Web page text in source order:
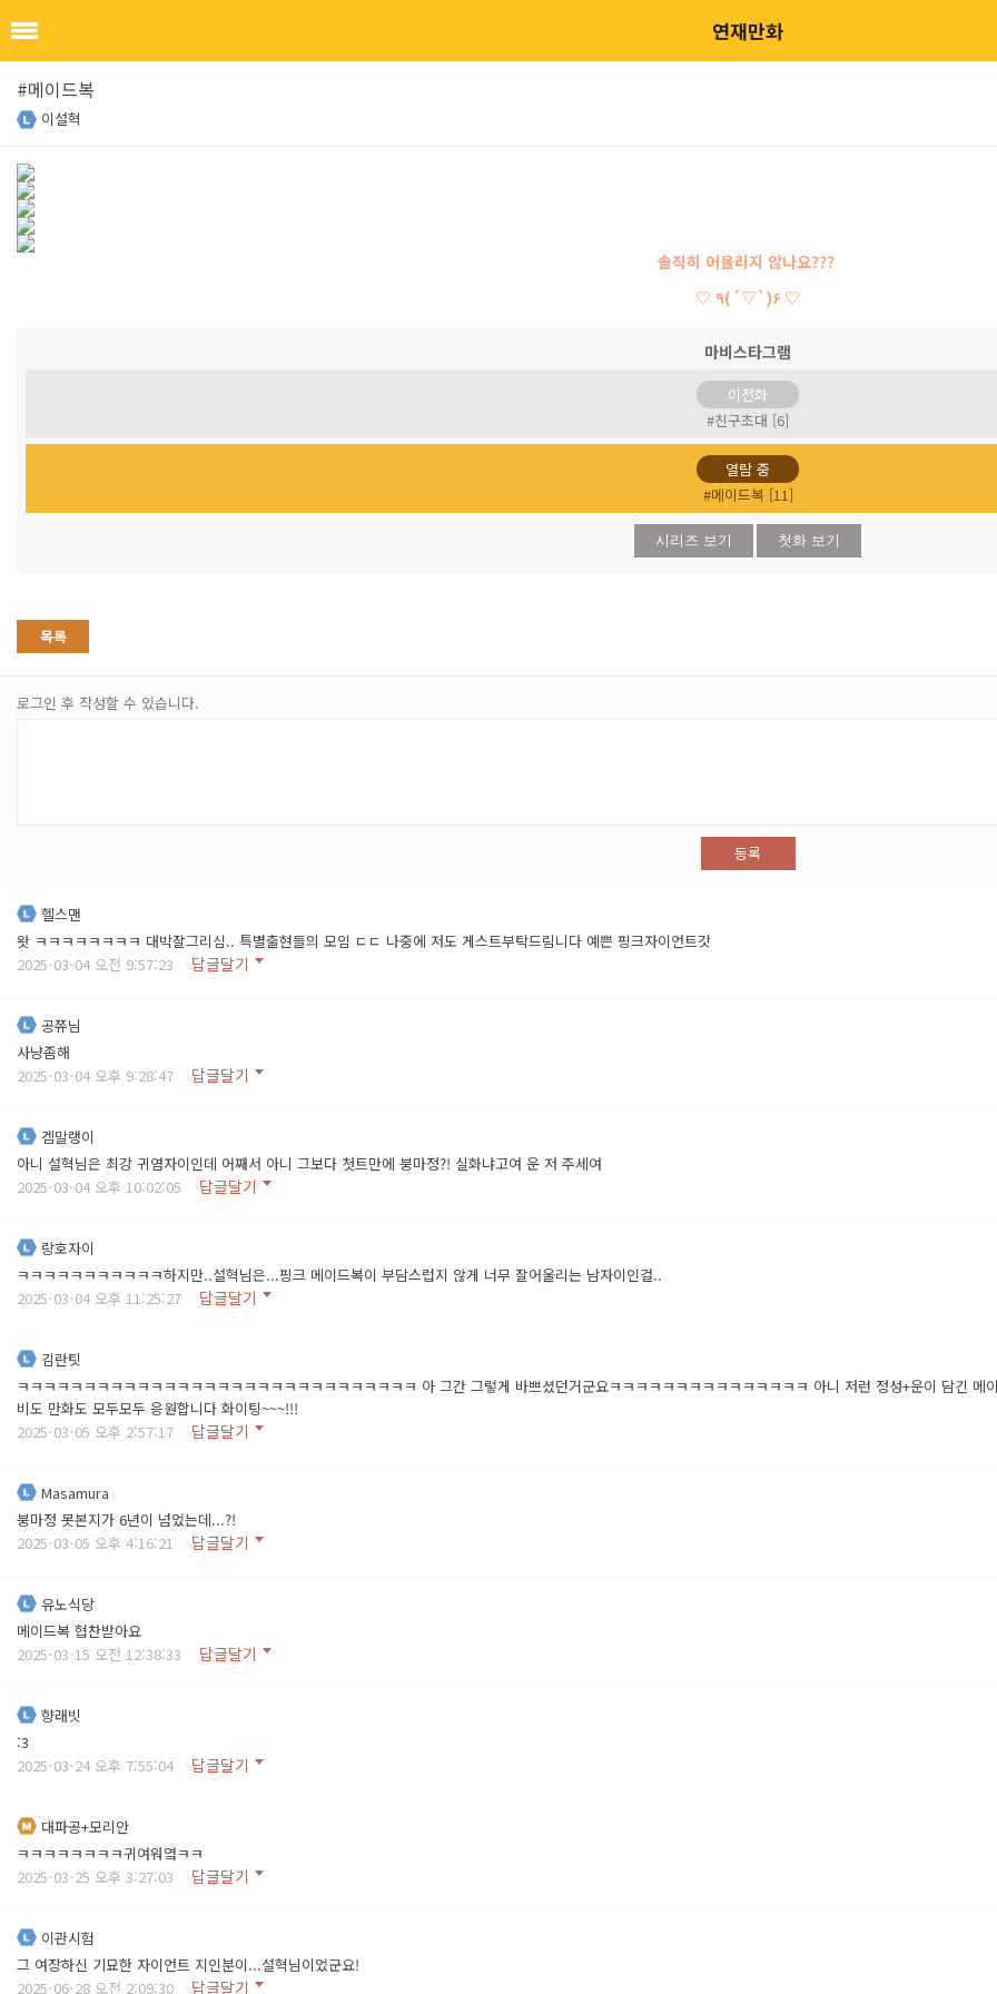
연재만화
#메이드복
이설혁
솔직히 어울리지 않나요???
♡ ٩(´▽`)۶ ♡
마비스타그램
이전화
#친구초대 [6]
열람 중
#메이드복 [11]
시리즈 보기 첫화 보기
목록
로그인 후 작성할 수 있습니다.
등록
헬스맨
왓 ㅋㅋㅋㅋㅋㅋㅋㅋ 대박잘그리심.. 특별출현들의 모임 ㄷㄷ 나중에 저도 게스트부탁드림니다 예쁜 핑크자이언트갓
2025-03-04 오전 9:57:23
답글달기
공쮸님
사냥좀해
2025-03-04 오후 9:28:47
답글달기
겜말랭이
아니 설혁님은 최강 귀염자이인데 어째서 아니 그보다 첫트만에 붕마정?! 실화냐고여 운 저 주세여
2025-03-04 오후 10:02:05
답글달기
랑호자이
ㅋㅋㅋㅋㅋㅋㅋㅋㅋㅋㅋ하지만..설혁님은...핑크 메이드복이 부담스럽지 않게 너무 잘어울리는 남자이인걸..
2025-03-04 오후 11:25:27
답글달기
김란팃
ㅋㅋㅋㅋㅋㅋㅋㅋㅋㅋㅋㅋㅋㅋㅋㅋㅋㅋㅋㅋㅋㅋㅋㅋㅋㅋㅋㅋㅋㅋ 아 그간 그렇게 바쁘셨던거군요ㅋㅋㅋㅋㅋㅋㅋㅋㅋㅋㅋㅋㅋㅋㅋ 아니 저런 정성+운이 담긴
비도 만화도 모두모두 응원합니다 화이팅~~~!!!
2025-03-05 오후 2:57:17
답글달기
Masamura
붕마정 못본지가 6년이 넘었는데...?!
2025-03-05 오후 4:16:21
답글달기
유노식당
메이드복 협찬받아요
2025-03-15 오전 12:38:33
답글달기
향래빗
:3
2025-03-24 오후 7:55:04
답글달기
대파공+모리안
ㅋㅋㅋㅋㅋㅋㅋㅋ귀여워옄ㅋㅋ
2025-03-25 오후 3:27:03
답글달기
이관시험
그 여장하신 기묘한 자이언트 지인분이...설혁님이었군요!
2025-06-28 오전 2:09:30
답글달기